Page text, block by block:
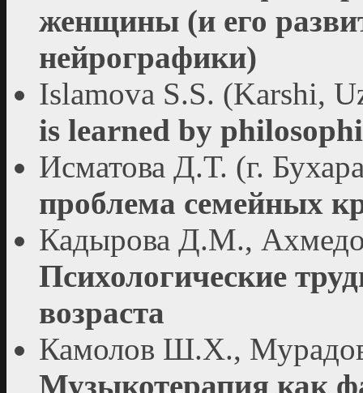
женщины (и его
нейрографики)
Islamova S.S. (Karshi,
is learned by
Исматова Д.Т. (г.
проблема семейных
Кадырова Д.М.,
Психологические
возраста
Камолов Ш.Х.,
Музыкотерапия как